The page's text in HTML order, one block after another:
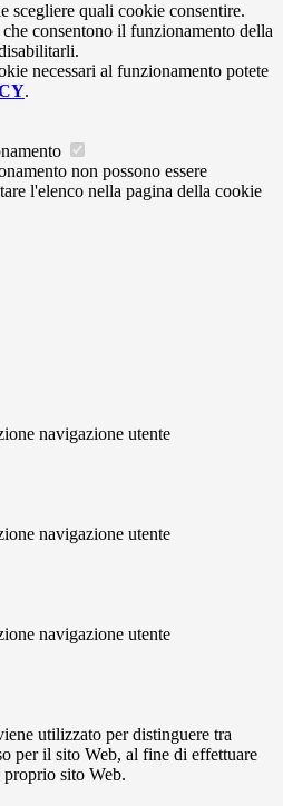
scegliere quali cookie consentire.
consentono il funzionamento della
necessari al funzionamento potete
.
non possono essere
l'elenco nella pagina della cookie
navigazione utente
navigazione utente
navigazione utente
utilizzato per distinguere tra
per il sito Web, al fine di effettuare
sito Web.